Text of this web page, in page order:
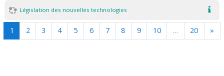
Législation des nouvelles technologies
1 (actuel)
2 3 4 5 6 7 8 9 10 … 20 »